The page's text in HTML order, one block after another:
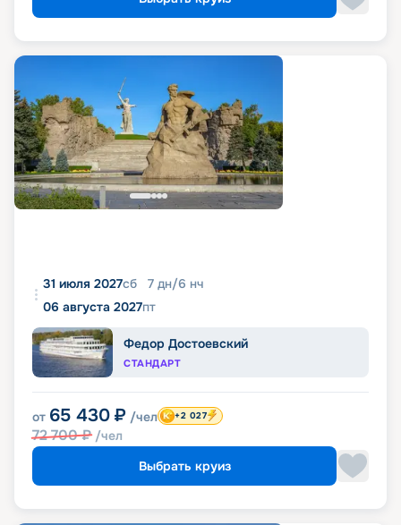
31 июля 2027сб 7 дн/6 нч
06 августа 2027пт
Федор Достоевский
СТАНДАРТ
от 65 430 ₽ /чел
72 700₽ /чел
+2 027
Выбрать круиз